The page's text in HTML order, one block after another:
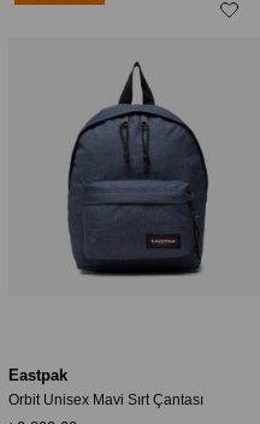
Eastpak
Orbit Unisex Mavi Sırt Çantası